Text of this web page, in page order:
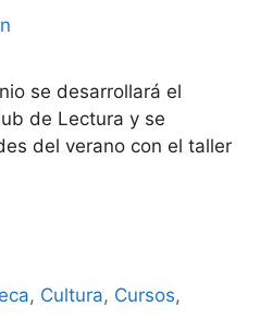
se desarrollará el
de Lectura y se
del verano con el taller
, Cultura, Cursos,